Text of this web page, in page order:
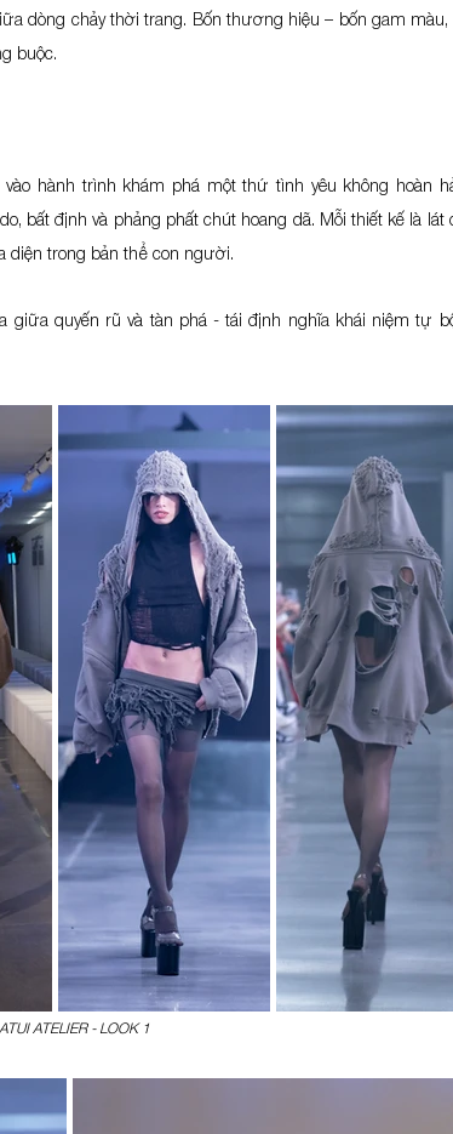
dòng chảy thời trang. Bốn thương hiệu – bốn gam màu,
buộc.
hành trình khám phá một thứ tình yêu không hoàn
bất định và phảng phất chút hoang dã. Mỗi thiết kế là lát
diện trong bản thể con người.
giữa quyến rũ và tàn phá - tái định nghĩa khái niệm tự
ATELIER - LOOK 1